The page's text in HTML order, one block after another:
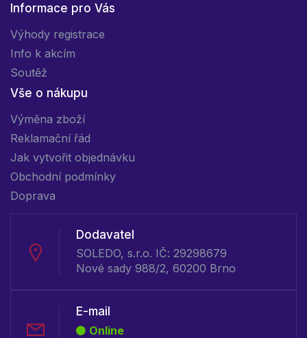
Informace pro Vás
Výhody registrace
Info k akcím
Soutěž
Vše o nákupu
Výměna zboží
Reklamační řád
Jak vytvořit objednávku
Obchodní podmínky
Doprava
Dodavatel
SOLEDO, s.r.o. IČ: 29298679
Nové sady 988/2, 60200 Brno
E-mail
Online